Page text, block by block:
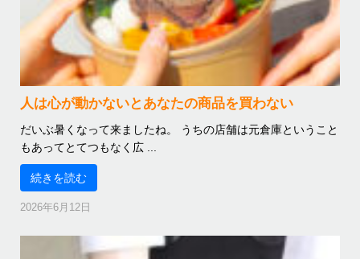
人は心が動かないとあなたの商品を買わない
だいぶ暑くなって来ましたね。 うちの店舗は元倉庫ということ
もあってとてつもなく広 ...
続きを読む
2026年6月12日